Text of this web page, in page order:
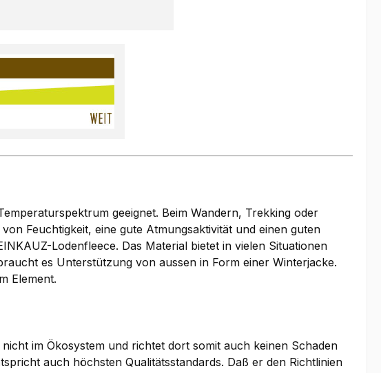
geeignet. Beim Wandern, Trekking oder
Feuchtigkeit, eine gute Atmungsaktivität und einen guten
Lodenfleece. Das Material bietet in vielen Situationen
es Unterstützung von aussen in Form einer Winterjacke.
Element.
im Ökosystem und richtet dort somit auch keinen Schaden
auch höchsten Qualitätsstandards. Daß er den Richtlinien